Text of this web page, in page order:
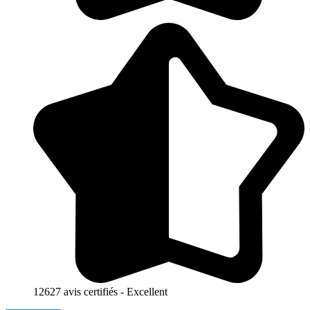
12627 avis certifiés - Excellent